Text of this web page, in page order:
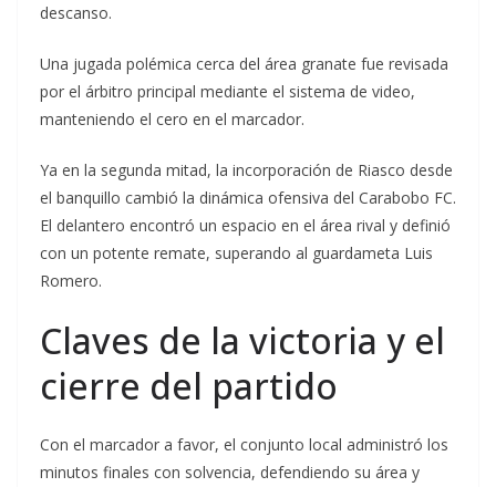
descanso.
Una jugada polémica cerca del área granate fue revisada
por el árbitro principal mediante el sistema de video,
manteniendo el cero en el marcador.
Ya en la segunda mitad, la incorporación de Riasco desde
el banquillo cambió la dinámica ofensiva del Carabobo FC.
El delantero encontró un espacio en el área rival y definió
con un potente remate, superando al guardameta Luis
Romero.
Claves de la victoria y el
cierre del partido
Con el marcador a favor, el conjunto local administró los
minutos finales con solvencia, defendiendo su área y